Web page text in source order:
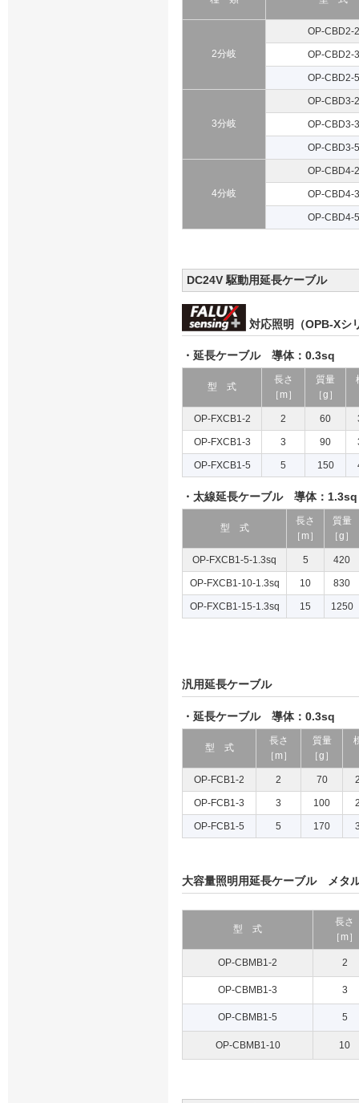
2分岐
OP-CBD2-2
OP-CBD2-3
OP-CBD2-5
3分岐
OP-CBD3-2
OP-CBD3-3
OP-CBD3-5
4分岐
OP-CBD4-2
OP-CBD4-3
OP-CBD4-5
DC24V 駆動用延長ケーブル
対応照明（OPB-Xシ
・延長ケーブル 導体：0.3sq
型 式
長さ
［m］
質量
［g］
OP-FXCB1-2 2 60
OP-FXCB1-3 3 90
OP-FXCB1-5 5 150
・太線延長ケーブル 導体：1.3sq
型 式
長さ
［m］
質量
［g］
OP-FXCB1-5-1.3sq 5 420
OP-FXCB1-10-1.3sq 10 830
OP-FXCB1-15-1.3sq 15 1250
汎用延長ケーブル
・延長ケーブル 導体：0.3sq
型 式
長さ
［m］
質量
［g］
OP-FCB1-2 2 70
OP-FCB1-3 3 100
OP-FCB1-5 5 170
大容量照明用延長ケーブル メタ
型 式
長さ
［m］
OP-CBMB1-2 2
OP-CBMB1-3 3
OP-CBMB1-5 5
OP-CBMB1-10 10